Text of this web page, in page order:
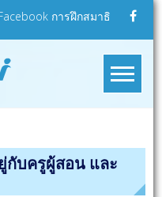
การฝึกสมาธิ
สว่างใสดอทคอม
กับครูผู้สอน และ